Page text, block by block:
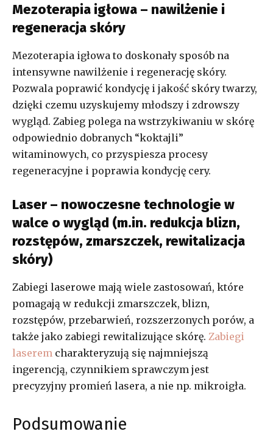
Mezoterapia igłowa – nawilżenie i
regeneracja skóry
Mezoterapia igłowa to doskonały sposób na
intensywne nawilżenie i regenerację skóry.
Pozwala poprawić kondycję i jakość skóry twarzy,
dzięki czemu uzyskujemy młodszy i zdrowszy
wygląd. Zabieg polega na wstrzykiwaniu w skórę
odpowiednio dobranych “koktajli”
witaminowych, co przyspiesza procesy
regeneracyjne i poprawia kondycję cery.
Laser – nowoczesne technologie w
walce o wygląd (m.in. redukcja blizn,
rozstępów, zmarszczek, rewitalizacja
skóry)
Zabiegi laserowe mają wiele zastosowań, które
pomagają w redukcji zmarszczek, blizn,
rozstępów, przebarwień, rozszerzonych porów, a
także jako zabiegi rewitalizujące skórę. Zabiegi
laserem charakteryzują się najmniejszą
ingerencją, czynnikiem sprawczym jest
precyzyjny promień lasera, a nie np. mikroigła.
Podsumowanie